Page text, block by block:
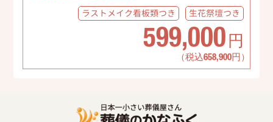
ラストメイク看板類つき 生花祭壇つき
599,000 円
（税込658,900円）